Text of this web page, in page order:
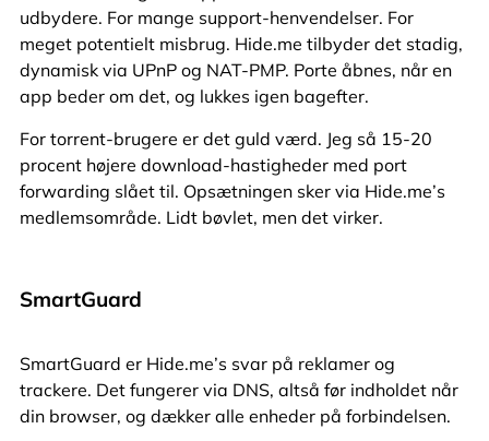
udbydere. For mange support-henvendelser. For
meget potentielt misbrug. Hide.me tilbyder det stadig,
dynamisk via UPnP og NAT-PMP. Porte åbnes, når en
app beder om det, og lukkes igen bagefter.
For torrent-brugere er det guld værd. Jeg så 15-20
procent højere download-hastigheder med port
forwarding slået til. Opsætningen sker via Hide.me’s
medlemsområde. Lidt bøvlet, men det virker.
SmartGuard
SmartGuard er Hide.me’s svar på reklamer og
trackere. Det fungerer via DNS, altså før indholdet når
din browser, og dækker alle enheder på forbindelsen.